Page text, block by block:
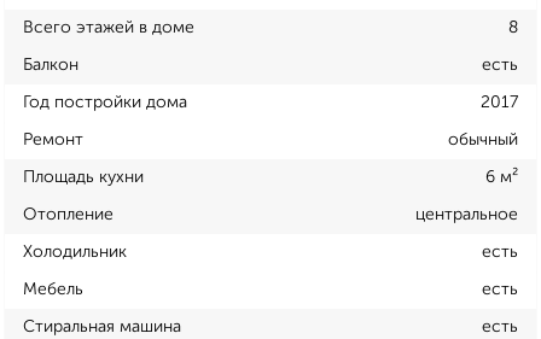
Всего этажей в доме 8
Балкон есть
Год постройки дома 2017
Ремонт обычный
Площадь кухни 6 м²
Отопление центральное
Холодильник есть
Мебель есть
Стиральная машина есть